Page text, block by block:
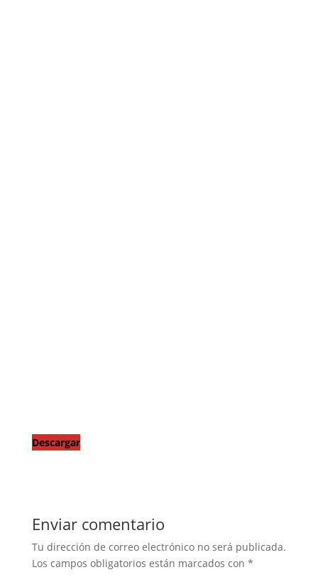
Descargar
Enviar comentario
Tu dirección de correo electrónico no será publicada.
Los campos obligatorios están marcados con *